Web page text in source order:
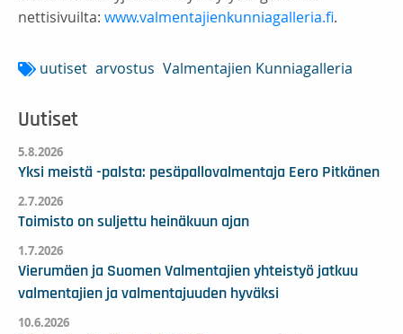
nettisivuilta: www.valmentajienkunniagalleria.fi.
uutiset arvostus Valmentajien Kunniagalleria
Uutiset
5.8.2026
Yksi meistä -palsta: pesäpallovalmentaja Eero Pitkänen
2.7.2026
Toimisto on suljettu heinäkuun ajan
1.7.2026
Vierumäen ja Suomen Valmentajien yhteistyö jatkuu
valmentajien ja valmentajuuden hyväksi
10.6.2026